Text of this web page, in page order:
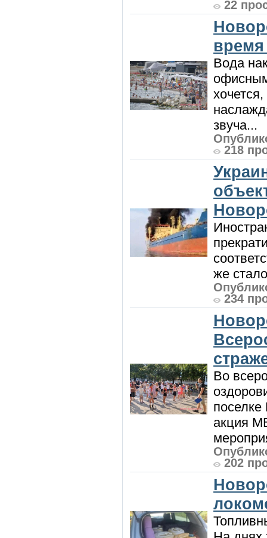
22
Вода
звуча...
218
же
234
Во
акция
202